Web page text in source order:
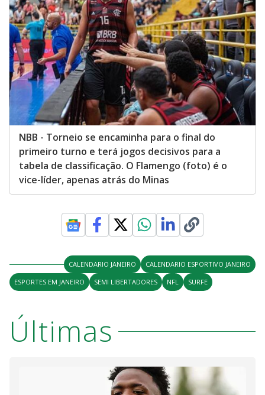
NBB - Torneio se encaminha para o final do
primeiro turno e terá jogos decisivos para a
tabela de classificação. O Flamengo (foto) é o
vice-líder, apenas atrás do Minas
CALENDARIO JANEIRO
CALENDARIO ESPORTIVO JANEIRO
ESPORTES EM JANEIRO
SEMI LIBERTADORES NFL SURFE
Últimas